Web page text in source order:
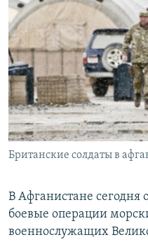
поиску
СЕВЕР.РЕАЛИИ
СИБИРЬ.РЕАЛИИ
РАСПИСАНИЕ ВЕЩАНИЯ
ПОДПИШИТЕСЬ НА
СОЦИАЛЬНЫЕ СЕТИ
Все сайты РСЕ/РС
Британские солдаты в
В Афганистане
боевые операции
военнослужащих